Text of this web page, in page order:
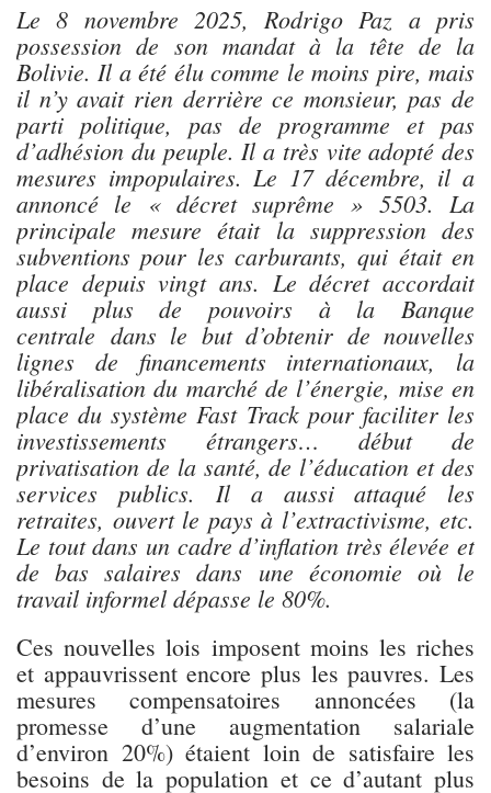
Le 8 novembre 2025, Rodrigo Paz a pris
possession de son mandat à la tête de la
Bolivie. Il a été élu comme le moins pire, mais
il n’y avait rien derrière ce monsieur, pas de
parti politique, pas de programme et pas
d’adhésion du peuple. Il a très vite adopté des
mesures impopulaires. Le 17 décembre, il a
annoncé le « décret suprême » 5503. La
principale mesure était la suppression des
subventions pour les carburants, qui était en
place depuis vingt ans. Le décret accordait
aussi plus de pouvoirs à la Banque
centrale dans le but d’obtenir de nouvelles
lignes de financements internationaux, la
libéralisation du marché de l’énergie, mise en
place du système Fast Track pour faciliter les
investissements étrangers… début de
privatisation de la santé, de l’éducation et des
services publics. Il a aussi attaqué les
retraites, ouvert le pays à l’extractivisme, etc.
Le tout dans un cadre d’inflation très élevée et
de bas salaires dans une économie où le
travail informel dépasse le 80%.
Ces nouvelles lois imposent moins les riches
et appauvrissent encore plus les pauvres. Les
mesures compensatoires annoncées (la
promesse d’une augmentation salariale
d’environ 20%) étaient loin de satisfaire les
besoins de la population et ce d’autant plus